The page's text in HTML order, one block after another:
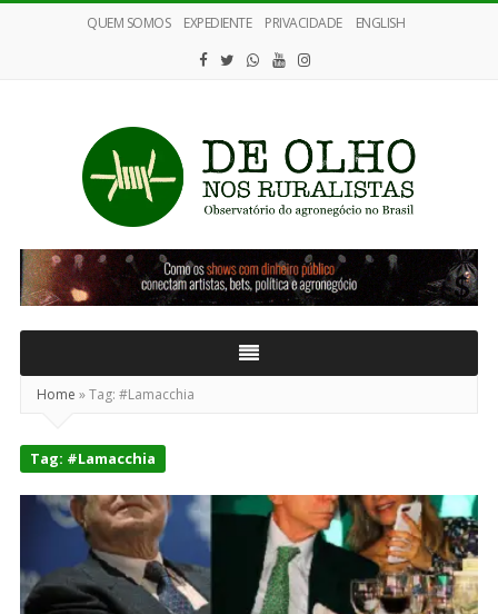
QUEM SOMOS EXPEDIENTE PRIVACIDADE ENGLISH
De
Olho
nos
Home »Tag: #Lamacchia
Tag: #Lamacchia